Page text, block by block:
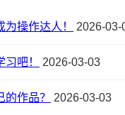
操作达人！ 2026-03-
吧！ 2026-03-03
作品？ 2026-03-03